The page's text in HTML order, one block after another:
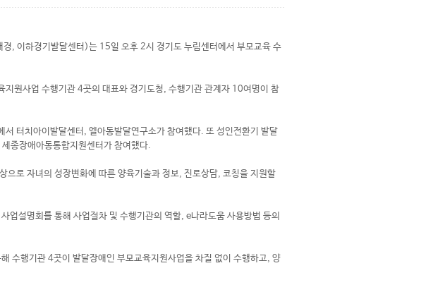
, 이하경기발달센터)는 15일 오후 2시 경기도 누림센터에서 부모교육 수
원사업 수행기관 4곳의 대표와 경기도청, 수행기관 관계자 10여명이 참
터치아이발달센터, 엘아동발달연구소가 참여했다. 또 성인전환기 발달
종장애아동통합지원센터가 참여했다.
로 자녀의 성장변화에 따른 양육기술과 정보, 진로상담, 코칭을 지원할
업설명회를 통해 사업절차 및 수행기관의 역할, e나라도움 사용방법 등의
수행기관 4곳이 발달장애인 부모교육지원사업을 차질 없이 수행하고, 양